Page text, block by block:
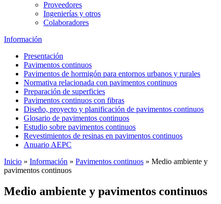
Proveedores
Ingenierías y otros
Colaboradores
Información
Presentación
Pavimentos continuos
Pavimentos de hormigón para entornos urbanos y rurales
Normativa relacionada con pavimentos continuos
Preparación de superficies
Pavimentos continuos con fibras
Diseño, proyecto y planificación de pavimentos continuos
Glosario de pavimentos continuos
Estudio sobre pavimentos continuos
Revestimientos de resinas en pavimentos continuos
Anuario AEPC
Inicio » Información » Pavimentos continuos » Medio ambiente y
pavimentos continuos
Medio ambiente y pavimentos continuos